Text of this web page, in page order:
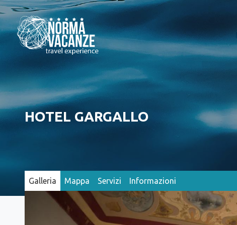
HOTEL GARGALLO
Galleria Mappa Servizi Informazioni